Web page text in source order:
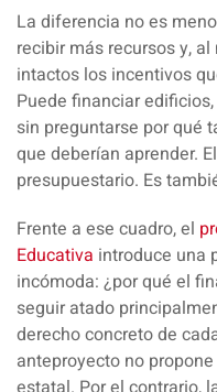
La diferencia no es
recibir más recursos y,
intactos los incentivos
Puede financiar
sin preguntarse por qué
que deberían aprender.
presupuestario. Es
Frente a ese cuadro, el
Educativa introduce una
incómoda: ¿por qué el
seguir atado
derecho concreto de
anteproyecto no